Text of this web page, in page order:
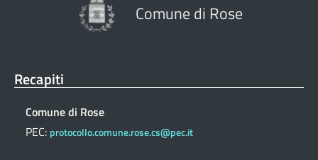
Comune di Rose
Recapiti
Comune di Rose
PEC: protocollo.comune.rose.cs@pec.it